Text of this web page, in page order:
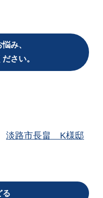
み、
さい。
淡路市長畠 K様邸
る